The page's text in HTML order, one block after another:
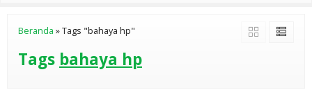
Beranda »Tags "bahaya hp"
Tags bahaya hp